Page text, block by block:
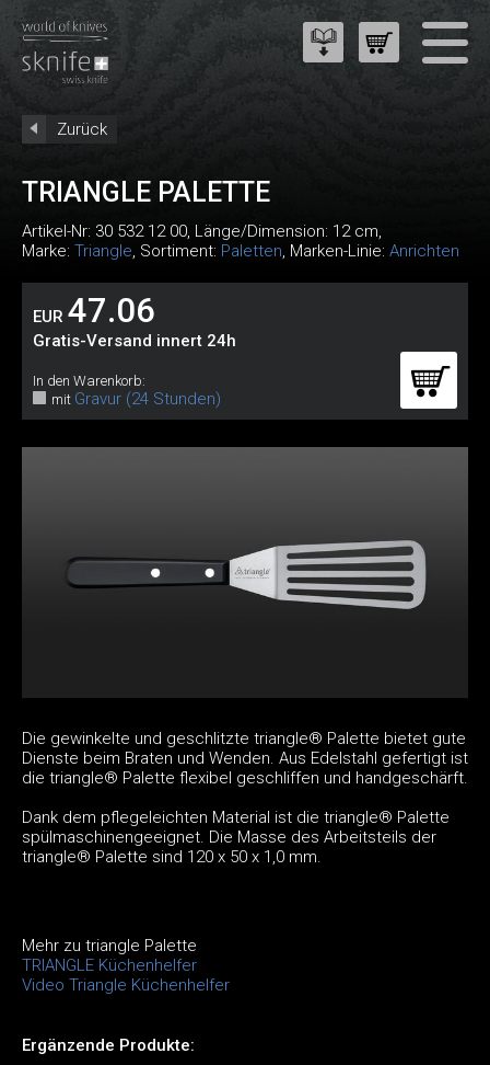
Zurück
TRIANGLE PALETTE
Artikel-Nr: 30 532 12 00, Länge/Dimension: 12 cm,
Marke: Triangle, Sortiment: Paletten, Marken-Linie: Anrichten
EUR 47.06
Gratis-Versand innert 24h
In den Warenkorb:
mit Gravur (24 Stunden)
Die gewinkelte und geschlitzte triangle® Palette bietet gute
Dienste beim Braten und Wenden. Aus Edelstahl gefertigt ist
die triangle® Palette flexibel geschliffen und handgeschärft.
Dank dem pflegeleichten Material ist die triangle® Palette
spülmaschinengeeignet. Die Masse des Arbeitsteils der
triangle® Palette sind 120 x 50 x 1,0 mm.
Mehr zu triangle Palette
TRIANGLE Küchenhelfer
Video Triangle Küchenhelfer
Ergänzende Produkte: